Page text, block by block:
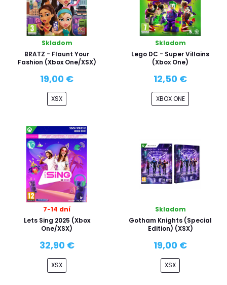
Skladom
BRATZ - Flaunt Your
Fashion (Xbox One/XSX)
19,00 €
XSX
Skladom
Lego DC - Super Villains
(Xbox One)
12,50 €
XBOX ONE
7-14 dní
Lets Sing 2025 (Xbox
One/XSX)
32,90 €
XSX
Skladom
Gotham Knights (Special
Edition) (XSX)
19,00 €
XSX